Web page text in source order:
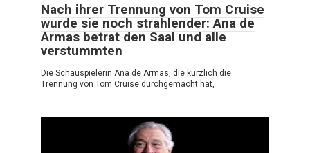
Nach ihrer Trennung von Tom Cruise
wurde sie noch strahlender: Ana de
Armas betrat den Saal und alle
verstummten
Die Schauspielerin Ana de Armas, die kürzlich die
Trennung von Tom Cruise durchgemacht hat,